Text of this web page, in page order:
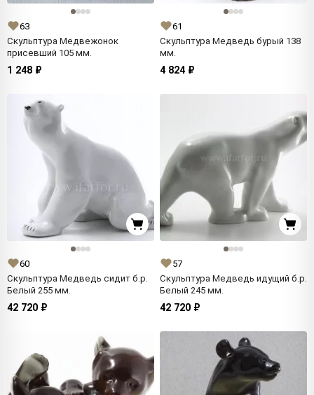
63
Скульптура Медвежонок
присевший 105 мм.
1 248 ₽
61
Скульптура Медведь бурый 138
мм.
4 824 ₽
60
Скульптура Медведь сидит б.р.
Белый 255 мм.
42 720 ₽
57
Скульптура Медведь идущий б.р.
Белый 245 мм.
42 720 ₽